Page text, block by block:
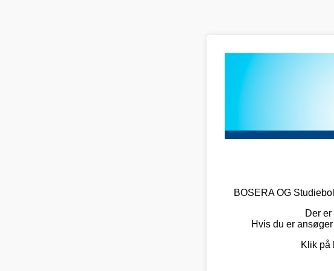
BOSERA OG
Der
Hvis du er
Klik på